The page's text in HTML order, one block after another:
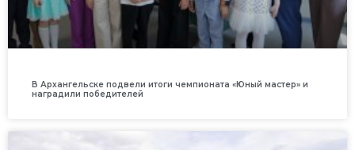
В Архангельске подвели итоги чемпионата «Юный мастер» и
наградили победителей